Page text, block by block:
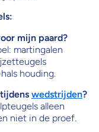
mijn paard?
martingalen
houding.
wedstrijden?
alleen
niet in de proef.